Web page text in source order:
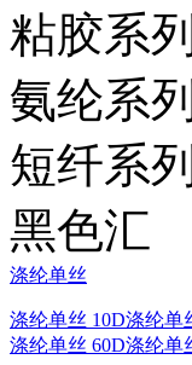
粘胶系列
氨纶系列
短纤系列
黑色汇
涤纶单丝
涤纶单丝 10D涤纶单
涤纶单丝 60D涤纶单